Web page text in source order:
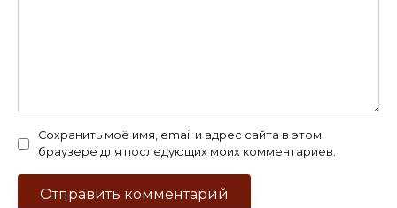
Сохранить моё имя, email и адрес сайта в этом
браузере для последующих моих комментариев.